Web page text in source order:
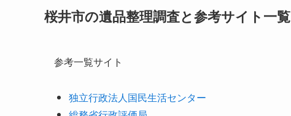
桜井市の遺品整理調査と参考サイト一覧
参考一覧サイト
独立行政法人国民生活センター